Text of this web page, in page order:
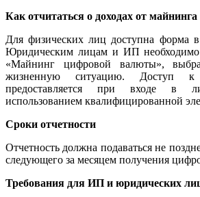
Как отчитаться о доходах от майнинга
Для физических лиц доступна форма
Юридическим лицам и ИП необходимо
«Майнинг цифровой валюты»,
жизненную ситуацию. Доступ
предоставляется при входе в
использованием квалифицированной
Сроки отчетности
Отчетность должна подаваться не
следующего за месяцем получения
Требования для ИП и юридических